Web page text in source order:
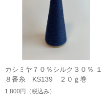
カシミヤ７０％シルク３０％ １
８番糸 KS139 ２０ｇ巻
1,800円 （税込み）